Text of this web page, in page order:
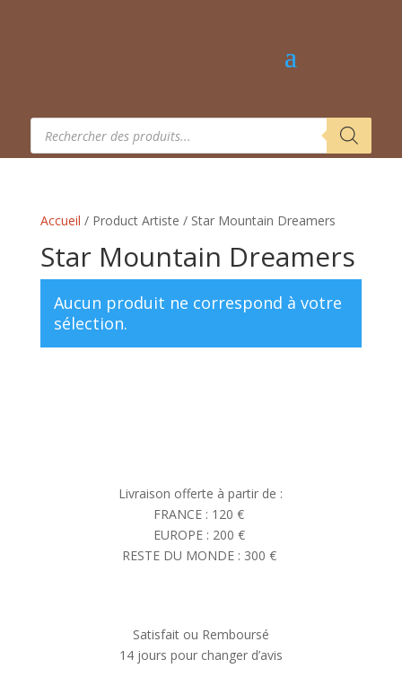
Recherche
produits
Accueil / Product Artiste / Star Mountain Dreamers
Star Mountain Dreamers
Aucun produit ne correspond à votre
sélection.
Livraison offerte à partir de :
FRANCE : 120 €
EUROPE : 200 €
RESTE DU MONDE : 300 €
Satisfait ou Remboursé
14 jours pour changer d’avis